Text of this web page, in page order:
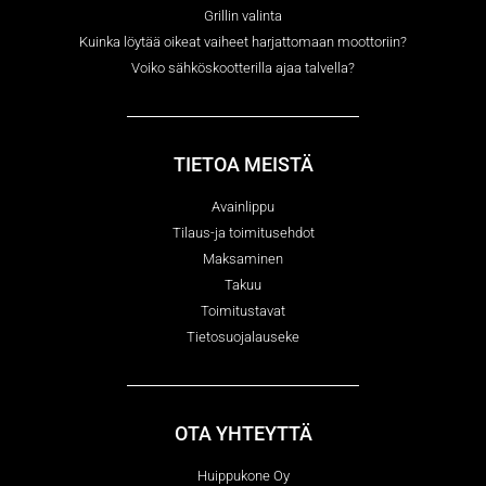
Grillin valinta
Kuinka löytää oikeat vaiheet harjattomaan moottoriin?
Voiko sähköskootterilla ajaa talvella?
TIETOA MEISTÄ
Avainlippu
Tilaus-ja toimitusehdot
Maksaminen
Takuu
Toimitustavat
Tietosuojalauseke
OTA YHTEYTTÄ
Huippukone Oy